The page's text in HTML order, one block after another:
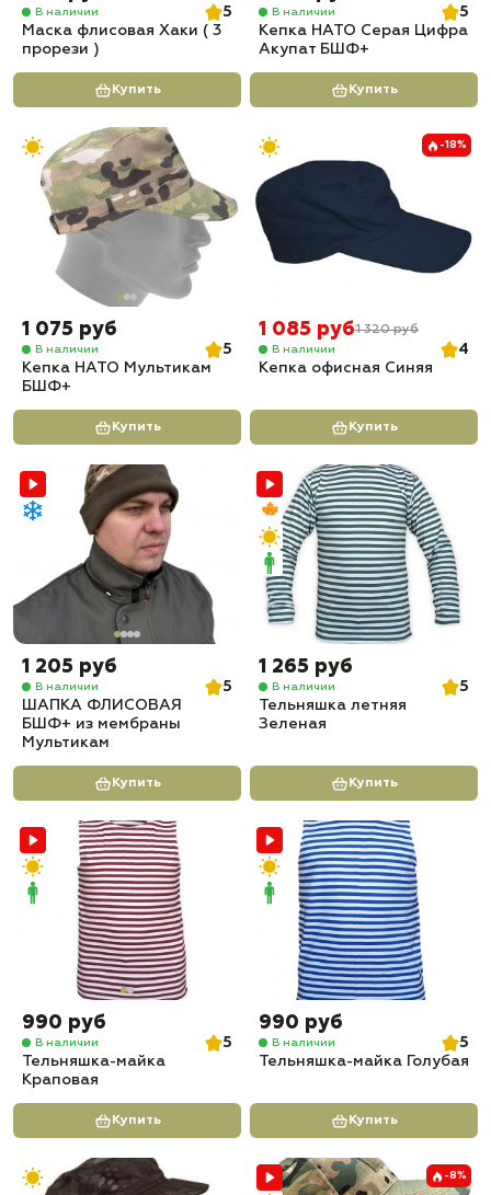
В наличии
5
Маска флисовая Хаки ( 3
прорези )
Купить
В наличии
5
Кепка НАТО Серая Цифра
Акупат БШФ+
Купить
1 075 руб
В наличии
5
Кепка НАТО Мультикам
БШФ+
Купить
-18%
1 085 руб1 320 руб
В наличии
4
Кепка офисная Синяя
Купить
1 205 руб
В наличии
5
ШАПКА ФЛИСОВАЯ
БШФ+ из мембраны
Мультикам
Купить
1 265 руб
В наличии
5
Тельняшка летняя
Зеленая
Купить
990 руб
В наличии
5
Тельняшка-майка
Краповая
Купить
990 руб
В наличии
5
Тельняшка-майка Голубая
Купить
-8%